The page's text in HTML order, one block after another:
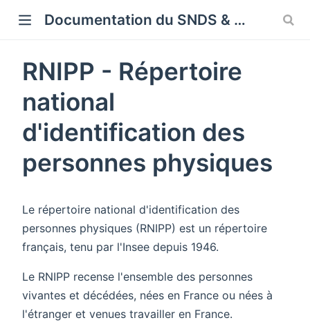
Documentation du SNDS & SNDS OMOP
RNIPP - Répertoire
national
d'identification des
personnes physiques
Le répertoire national d'identification des
personnes physiques (RNIPP) est un répertoire
français, tenu par l'Insee depuis 1946.
Le RNIPP recense l'ensemble des personnes
vivantes et décédées, nées en France ou nées à
l'étranger et venues travailler en France.